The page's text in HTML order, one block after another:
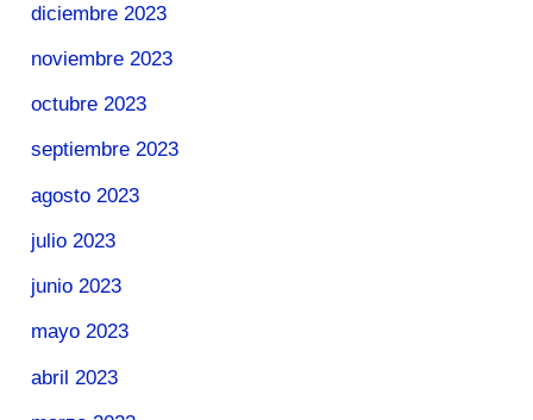
diciembre 2023
noviembre 2023
octubre 2023
septiembre 2023
agosto 2023
julio 2023
junio 2023
mayo 2023
abril 2023